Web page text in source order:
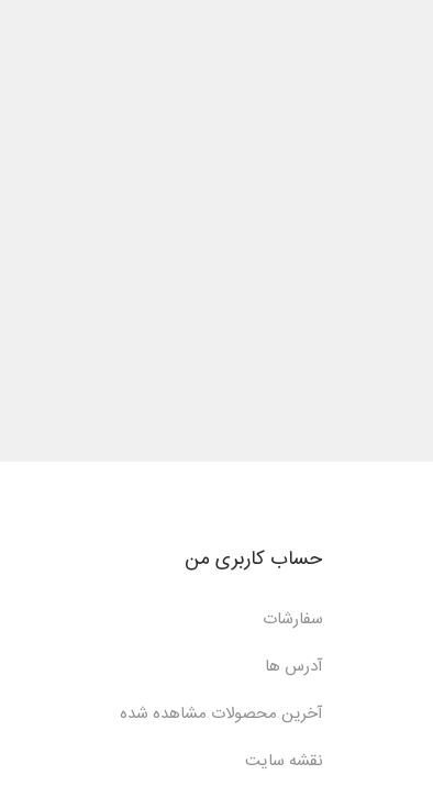
حساب کاربری من
سفارشات
آدرس ها
آخرین محصولات مشاهده شده
نقشه سایت